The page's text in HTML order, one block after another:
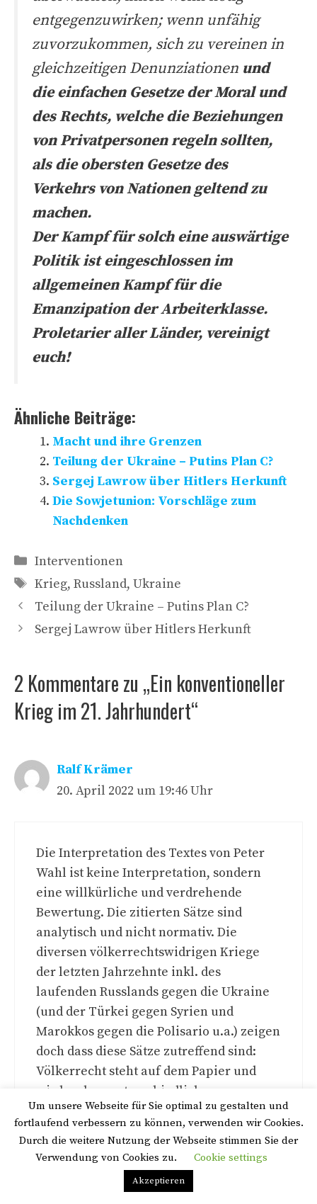
entgegenzuwirken; wenn unfähig
zuvorzukommen, sich zu vereinen in
gleichzeitigen Denunziationen und
die einfachen Gesetze der Moral und
des Rechts, welche die Beziehungen
von Privatpersonen regeln sollten,
als die obersten Gesetze des
Verkehrs von Nationen geltend zu
machen.
Der Kampf für solch eine auswärtige
Politik ist eingeschlossen im
allgemeinen Kampf für die
Emanzipation der Arbeiterklasse.
Proletarier aller Länder, vereinigt
euch!
Ähnliche Beiträge:
Macht und ihre Grenzen
Teilung der Ukraine – Putins Plan C?
Sergej Lawrow über Hitlers Herkunft
Die Sowjetunion: Vorschläge zum
Nachdenken
Kategorien
Interventionen
Schlagwörter
Krieg, Russland, Ukraine
Teilung der Ukraine – Putins Plan C?
Sergej Lawrow über Hitlers Herkunft
2 Kommentare zu „Ein konventioneller
Krieg im 21. Jahrhundert“
Ralf Krämer
20. April 2022 um 19:46 Uhr
Die Interpretation des Textes von Peter
Wahl ist keine Interpretation, sondern
eine willkürliche und verdrehende
Bewertung. Die zitierten Sätze sind
analytisch und nicht normativ. Die
diversen völkerrechtswidrigen Kriege
der letzten Jahrzehnte inkl. des
laufenden Russlands gegen die Ukraine
(und der Türkei gegen Syrien und
Marokkos gegen die Polisario u.a.) zeigen
doch dass diese Sätze zutreffend sind:
Völkerrecht steht auf dem Papier und
wird zudem unterschiedlich
interpretiert, und es gibt jedenfalls keine
Instanz, die es ggf. durchsetzt, wenn sich
nicht mindestens alle Mitglieder des UN-
Sicherheitsrats einig sind, also
mindestens dann nicht, wenn eines
Um unsere Webseite für Sie optimal zu gestalten und
fortlaufend verbessern zu können, verwenden wir Cookies.
Durch die weitere Nutzung der Webseite stimmen Sie der
Verwendung von Cookies zu.
Privacy & Cookies Policy